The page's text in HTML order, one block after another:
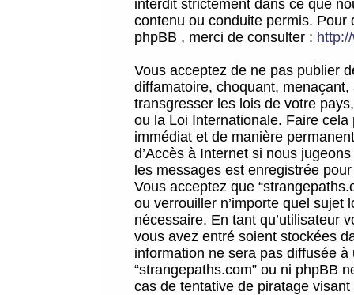
interdit strictement dans ce que
contenu ou conduite permis.
phpBB , merci de consulter :
Vous acceptez de ne pas publier
diffamatoire, choquant,
transgresser les lois de votre
ou la Loi Internationale. Faire
immédiat et de manière
d’Accès à Internet si nous
les messages est enregistrée
Vous acceptez que
ou verrouiller n’importe quel sujet
nécessaire. En tant qu’utilisateur
vous avez entré soient stockées
information ne sera pas diffusée
“strangepaths.com” ou ni phpBB
cas de tentative de piratage